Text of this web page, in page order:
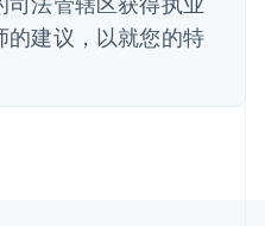
的建议，以就您的特